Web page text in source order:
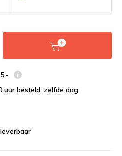
uur besteld, zelfde dag